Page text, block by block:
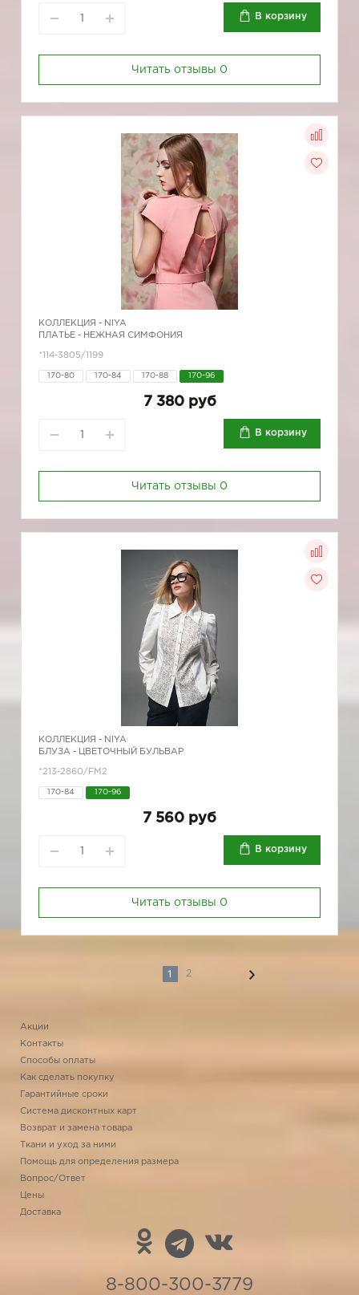
В корзину
Читать отзывы 0
КОЛЛЕКЦИЯ - NIYA
ПЛАТЬЕ - НЕЖНАЯ СИМФОНИЯ
*114-3805/1199
170-80 170-84 170-88 170-96
7 380 руб
В корзину
Читать отзывы 0
КОЛЛЕКЦИЯ - NIYA
БЛУЗА - ЦВЕТОЧНЫЙ БУЛЬВАР
*213-2860/FM2
170-84 170-96
7 560 руб
В корзину
Читать отзывы 0
1 2
Акции
Контакты
Способы оплаты
Как сделать покупку
Гарантийные сроки
Система дисконтных карт
Возврат и замена товара
Ткани и уход за ними
Помощь для определения размера
Вопрос/Ответ
Цены
Доставка
8-800-300-3779